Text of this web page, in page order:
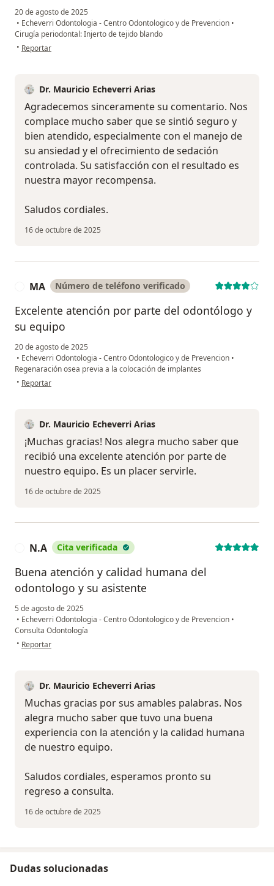
20 de agosto de 2025
• Echeverri Odontologia - Centro Odontologico y de Prevencion •
Cirugía periodontal: Injerto de tejido blando
• en opinión del usuario M.H.
Reportar
Dr. Mauricio Echeverri Arias
Agradecemos sinceramente su comentario. Nos
complace mucho saber que se sintió seguro y
bien atendido, especialmente con el manejo de
su ansiedad y el ofrecimiento de sedación
controlada. Su satisfacción con el resultado es
nuestra mayor recompensa.
Saludos cordiales.
16 de octubre de 2025
MA Número de teléfono verificado
Excelente atención por parte del odontólogo y
su equipo
20 de agosto de 2025
• Echeverri Odontologia - Centro Odontologico y de Prevencion •
Regenaración osea previa a la colocación de implantes
• en opinión del usuario MA
Reportar
Dr. Mauricio Echeverri Arias
¡Muchas gracias! Nos alegra mucho saber que
recibió una excelente atención por parte de
nuestro equipo. Es un placer servirle.
16 de octubre de 2025
N.A Cita verificada
Buena atención y calidad humana del
odontologo y su asistente
5 de agosto de 2025
• Echeverri Odontologia - Centro Odontologico y de Prevencion •
Consulta Odontología
• en opinión del usuario N.A
Reportar
Dr. Mauricio Echeverri Arias
Muchas gracias por sus amables palabras. Nos
alegra mucho saber que tuvo una buena
experiencia con la atención y la calidad humana
de nuestro equipo.
Saludos cordiales, esperamos pronto su
regreso a consulta.
16 de octubre de 2025
Dudas solucionadas